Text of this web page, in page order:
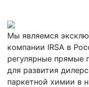
Мы являемся
компании IRSA в
регулярные прямые
для развития
паркетной химии в